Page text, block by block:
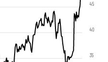
35
40
45